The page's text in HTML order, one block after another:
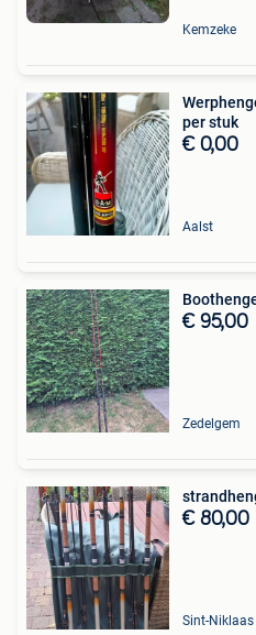
Kemzeke
Werphengels.2st. 4m
per stuk
€ 0,00
Aalst
€ 95,00
Zedelgem
€ 80,00
Sint-Niklaas